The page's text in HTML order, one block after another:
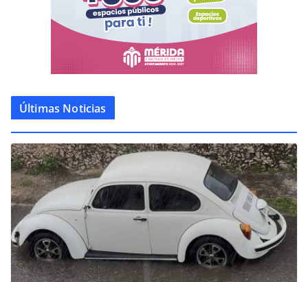
Últimas Noticias